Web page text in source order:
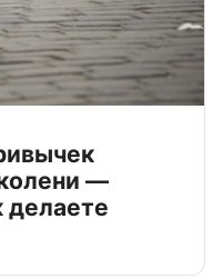
—
делаете